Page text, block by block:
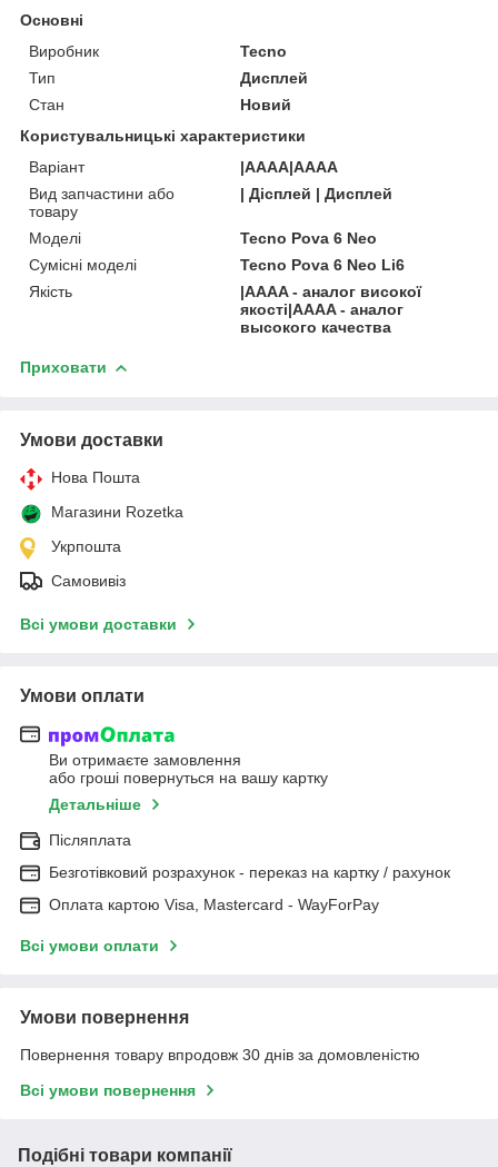
Основні
Виробник
Tecno
Тип
Дисплей
Стан
Новий
Користувальницькі характеристики
Варіант
|AAAA|AAAA
Вид запчастини або
товару
| Дісплей | Дисплей
Моделі
Tecno Pova 6 Neo
Сумісні моделі
Tecno Pova 6 Neo Li6
Якість
|AAAA - аналог високої
якості|AAAA - аналог
высокого качества
Приховати
Умови доставки
Нова Пошта
Магазини Rozetka
Укрпошта
Самовивіз
Всі умови доставки
Умови оплати
Ви отримаєте замовлення
або гроші повернуться на вашу картку
Детальніше
Післяплата
Безготівковий розрахунок - переказ на картку / рахунок
Оплата картою Visa, Mastercard - WayForPay
Всі умови оплати
Умови повернення
Повернення товару впродовж 30 днів за домовленістю
Всі умови повернення
Подібні товари компанії